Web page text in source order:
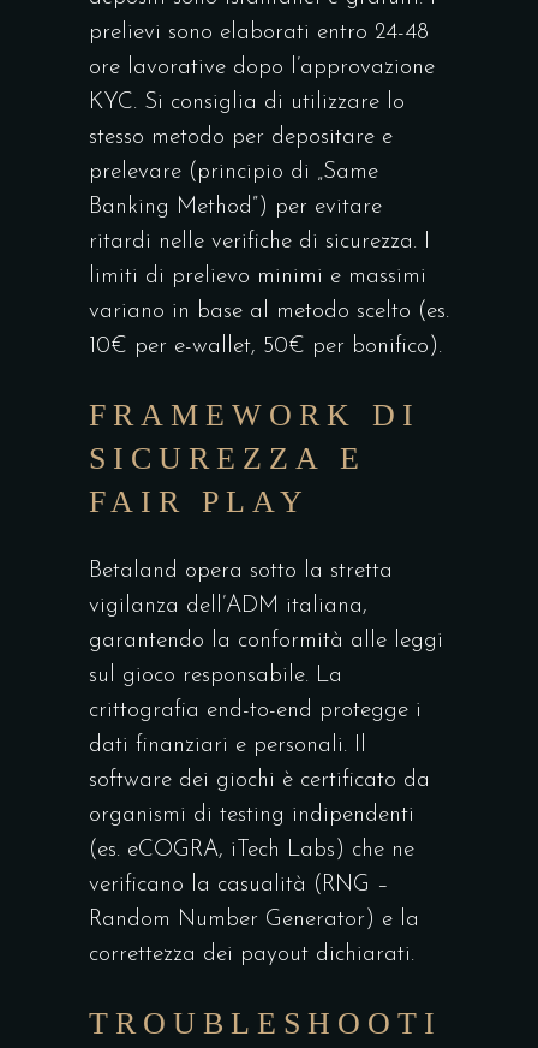
prelievi sono elaborati entro 24-48
ore lavorative dopo l’approvazione
KYC. Si consiglia di utilizzare lo
stesso metodo per depositare e
prelevare (principio di „Same
Banking Method”) per evitare
ritardi nelle verifiche di sicurezza. I
limiti di prelievo minimi e massimi
variano in base al metodo scelto (es.
10€ per e-wallet, 50€ per bonifico).
FRAMEWORK DI
SICUREZZA E
FAIR PLAY
Betaland opera sotto la stretta
vigilanza dell’ADM italiana,
garantendo la conformità alle leggi
sul gioco responsabile. La
crittografia end-to-end protegge i
dati finanziari e personali. Il
software dei giochi è certificato da
organismi di testing indipendenti
(es. eCOGRA, iTech Labs) che ne
verificano la casualità (RNG –
Random Number Generator) e la
correttezza dei payout dichiarati.
TROUBLESHOOTI